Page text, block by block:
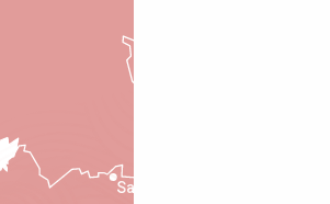
Saint-Malo